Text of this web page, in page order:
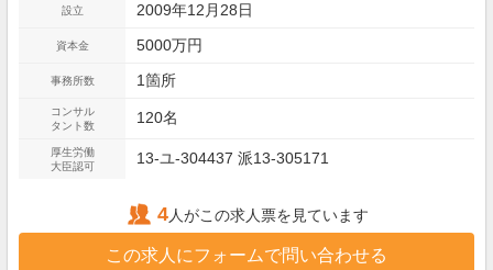
設立 2009年12月28日
資本金 5000万円
事務所数 1箇所
コンサル
タント数
120名
厚生労働
大臣認可
13-ユ-304437 派13-305171
4人がこの求人票を見ています
この求人にフォームで問い合わせる